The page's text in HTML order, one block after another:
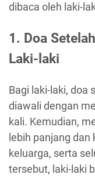
dibaca oleh laki-
1. Doa
Laki-laki
Bagi laki-laki, doa
diawali dengan
kali. Kemudian,
lebih panjang
keluarga, serta
tersebut, laki-laki